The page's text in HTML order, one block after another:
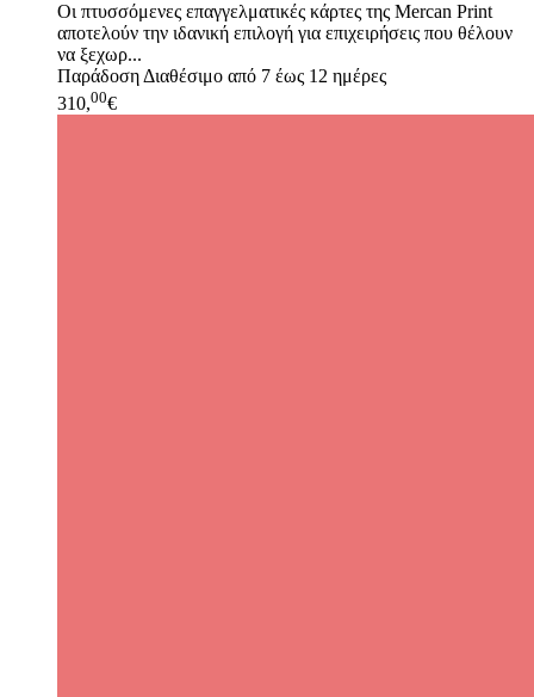
Οι πτυσσόμενες επαγγελματικές κάρτες της Mercan Print
αποτελούν την ιδανική επιλογή για επιχειρήσεις που θέλουν
να ξεχωρ...
Παράδοση Διαθέσιμο από 7 έως 12 ημέρες
310,00€